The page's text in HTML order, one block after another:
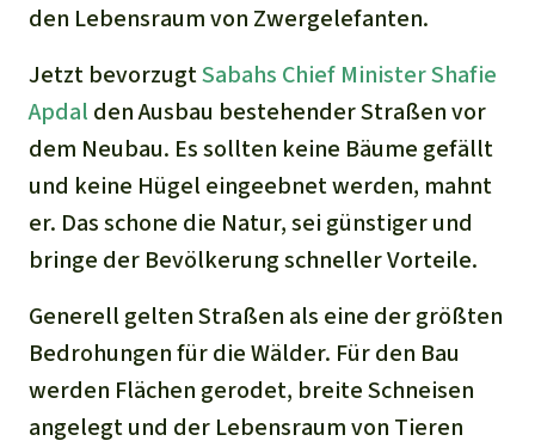
Fleisch und Soja
Landraub
Wilderei
Staudämme
Straßen
Zement und Beton
Transparenz
Português
Indonesia
Schutz von Indigenen
Afrika
Lateinamerika
den Lebensraum von Zwergelefanten.
Jetzt bevorzugtSabahs Chief Minister Shafie
Apdal den Ausbau bestehender Straßen vor
dem Neubau. Es sollten keine Bäume gefällt
und keine Hügel eingeebnet werden, mahnt
er. Das schone die Natur, sei günstiger und
bringe der Bevölkerung schneller Vorteile.
Generell gelten Straßen als eine der größten
Bedrohungen für die Wälder. Für den Bau
werden Flächen gerodet, breite Schneisen
angelegt und der Lebensraum von Tieren